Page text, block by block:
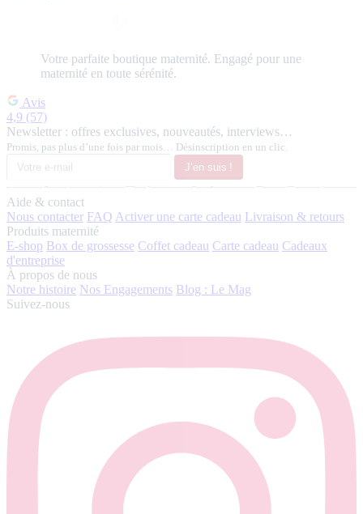
Votre parfaite boutique maternité. Engagé pour une
maternité en toute sérénité.
Avis
4,9 (57)
Newsletter : offres exclusives, nouveautés, interviews…
Promis, pas plus d’une fois par mois… Désinscription en un clic.
J’en suis !
Aide & contact
Nous contacter FAQ Activer une carte cadeau Livraison & retours
Produits maternité
E-shop Box de grossesse Coffet cadeau Carte cadeau Cadeaux
d'entreprise
À propos de nous
Notre histoire Nos Engagements Blog : Le Mag
Suivez-nous